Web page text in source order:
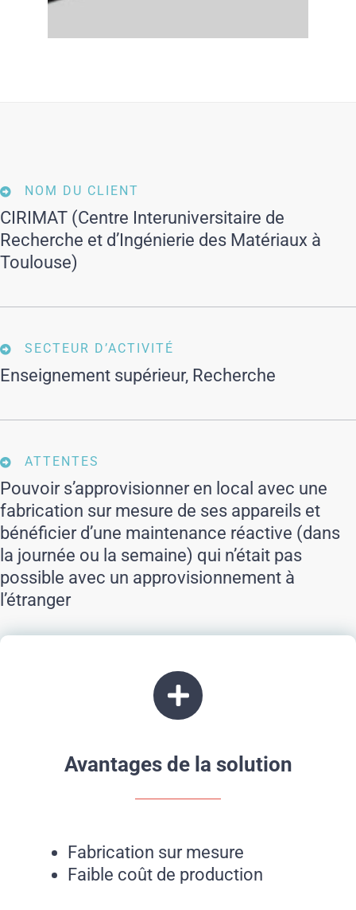
NOM DU CLIENT
CIRIMAT (Centre Interuniversitaire de
Recherche et d’Ingénierie des Matériaux à
Toulouse)
SECTEUR D’ACTIVITÉ
Enseignement supérieur, Recherche
ATTENTES
Pouvoir s’approvisionner en local avec une
fabrication sur mesure de ses appareils et
bénéficier d’une maintenance réactive (dans
la journée ou la semaine) qui n’était pas
possible avec un approvisionnement à
l’étranger
Avantages de la solution
Fabrication sur mesure
Faible coût de production